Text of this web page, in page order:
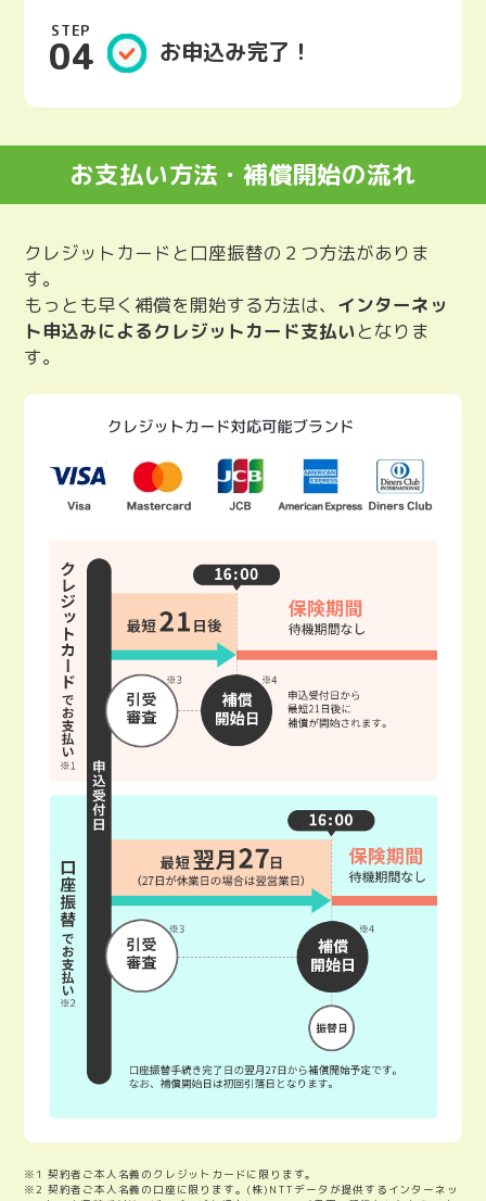
STEP
04 お申込み完了！
お支払い方法・補償開始の流れ
クレジットカードと口座振替の２つ方法がありま
す。
もっとも早く補償を開始する方法は、 インターネッ
ト申込みによるクレジットカード支払いとなりま
す。
※1 契約者ご本人名義のクレジットカードに限ります。
※2 契約者ご本人名義の口座に限ります。(株)NTTデータが提供するインターネッ